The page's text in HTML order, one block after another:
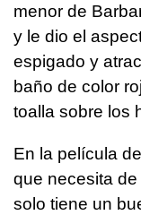
menor de
y le dio el
espigado y
baño de color
toalla sobre los
En la película
que necesita
solo tiene un